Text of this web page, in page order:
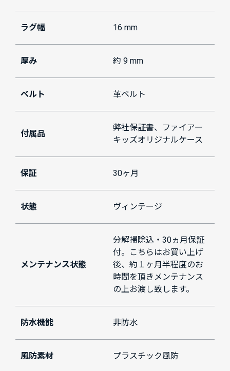
ラグ幅 16 mm
厚み 約 9 mm
ベルト 革ベルト
付属品
弊社保証書、ファイアー
キッズオリジナルケース
保証 30ヶ月
状態 ヴィンテージ
メンテナンス状態
分解掃除込・30ヵ月保証
付。こちらはお買い上げ
後、約１ヶ月半程度のお
時間を頂きメンテナンス
の上お渡し致します。
防水機能 非防水
風防素材 プラスチック風防